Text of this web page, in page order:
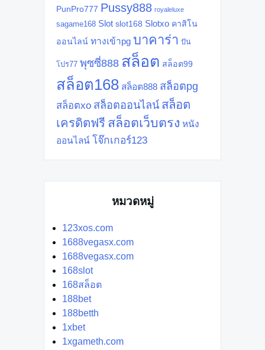
PunPro777 Pussy888 royaleluxe
sagame168 Slot slot168 Slotxo คาสิโน
ออนไลน์ ทางเข้าpg บาคาร่า ปัน
โปร77 พุซซี่888 สล็อต สล็อต99
สล็อต168 สล็อต888 สล็อตpg
สล็อตxo สล็อตออนไลน์ สล็อต
เครดิตฟรี สล็อตเว็บตรง หนัง
ออนไลน์ โจ๊กเกอร์123
หมวดหมู่
123xos.com
1688vegasx.com
1688vegasx.com
168slot
168สล็อต
188bet
188betth
1xbet
1xgameth.com